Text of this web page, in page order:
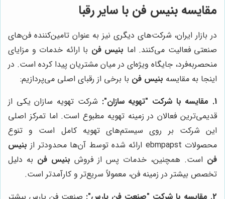
مقایسه بنیس فن با سایر رقبا
در بازار ایران، شرکت‌های دیگری نیز به عنوان تامین‌کننده فن‌های
صنعتی فعالیت می‌کنند. اما بنیس فن با ارائه خدمات و مزایای
منحصربه‌فرد، جایگاه ویژه‌ای در میان مشتریان پیدا کرده است. در
اینجا به مقایسه بنیس فن با برخی از رقبای اصلی می‌پردازیم:
1. مقایسه با شرکت "تهویه سازان":
شرکت تهویه سازان یکی از
قدیمی‌ترین فعالان در زمینه تهویه مطبوع است. اما تمرکز اصلی
این شرکت بر روی سیستم‌های تهویه کامل است و تنوع
محصولات ebmpapst ارائه شده توسط آن‌ها محدودتر از
بنیس
فن است. همچنین، خدمات پس از فروش بنیس فن به دلیل
تخصص بیشتر در زمینه فن، معمولاً سریع‌تر و کارآمدتر است.